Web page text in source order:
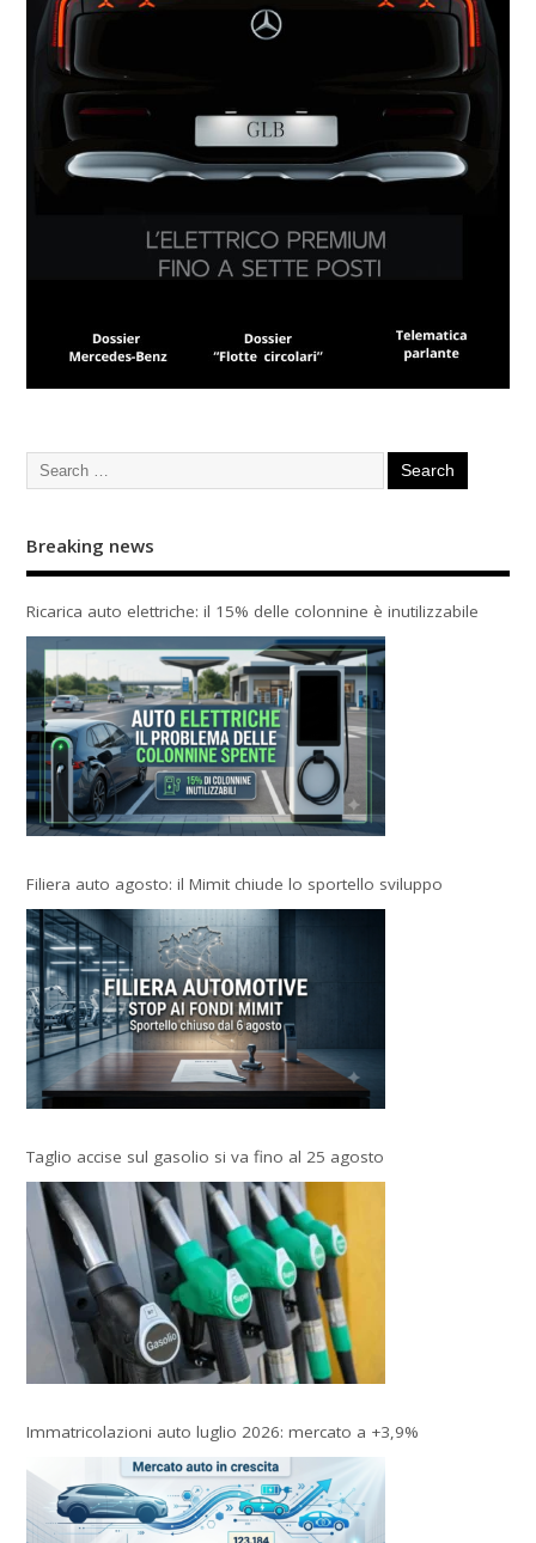
Breaking news
Ricarica auto elettriche: il 15% delle colonnine è inutilizzabile
Filiera auto agosto: il Mimit chiude lo sportello sviluppo
Taglio accise sul gasolio si va fino al 25 agosto
Immatricolazioni auto luglio 2026: mercato a +3,9%